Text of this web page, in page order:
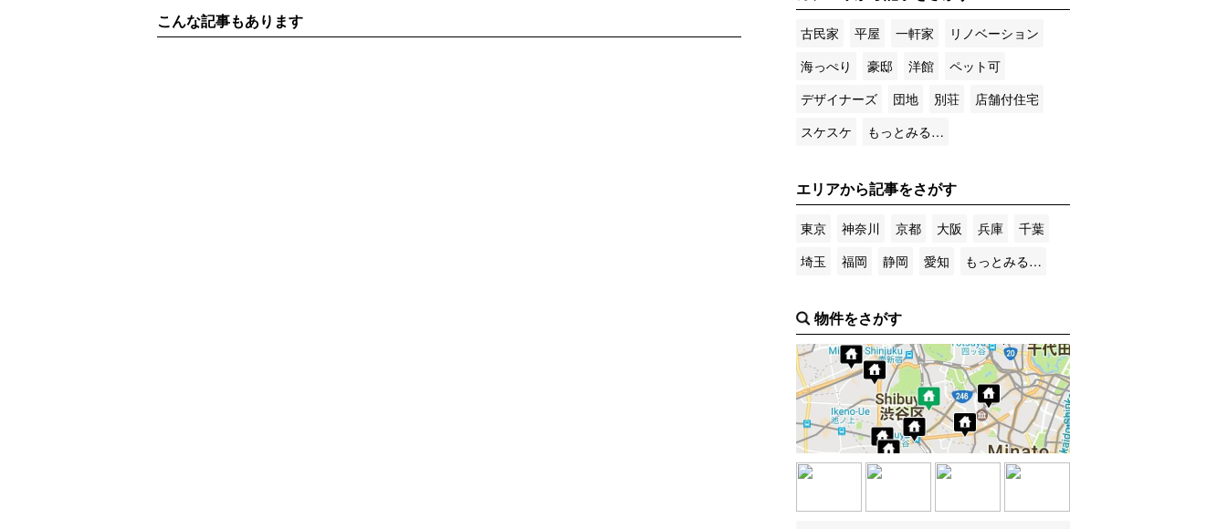
こんな記事もあります
古民家 平屋 一軒家
リノベーション
海っぺり
豪邸 洋館
ペット可
デザイナーズ
団地 別荘
店舗付住宅
スケスケ
もっとみる…
エリアから記事をさがす
東京 神奈川 京都 大阪 兵庫
千葉
埼玉
福岡 静岡 愛知 もっとみる…
物件をさがす